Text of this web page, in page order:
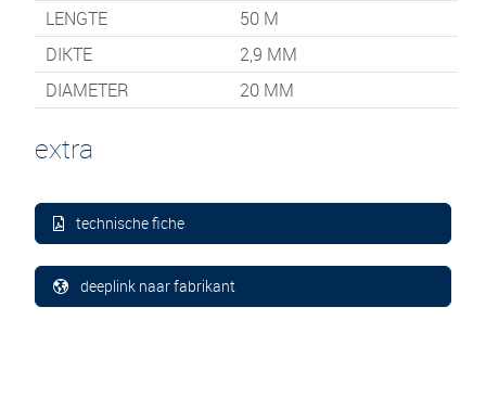
LENGTE
50 M
DIKTE
2,9 MM
DIAMETER
20 MM
extra
technische fiche
deeplink naar fabrikant